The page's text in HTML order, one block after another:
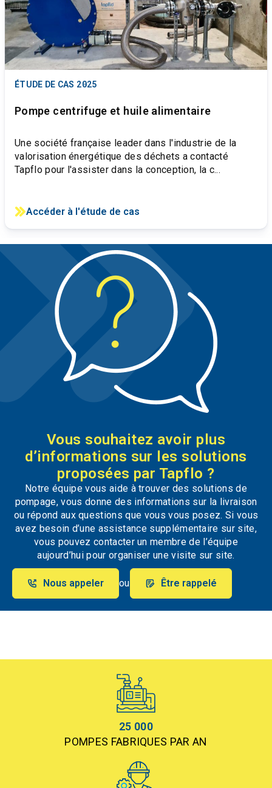
ÉTUDE DE CAS 2025
Pompe centrifuge et huile alimentaire
Une société française leader dans l'industrie de la
valorisation énergétique des déchets a contacté
Tapflo pour l'assister dans la conception, la c...
Accéder à l'étude de cas
Vous souhaitez avoir plus
d’informations sur les solutions
proposées par Tapflo ?
Notre équipe vous aide à trouver des solutions de
pompage, vous donne des informations sur la livraison
ou répond aux questions que vous vous posez. Si vous
avez besoin d’une assistance supplémentaire sur site,
vous pouvez contacter un membre de l’équipe
aujourd’hui pour organiser une visite sur site.
Nous appeler ou Être rappelé
25 000
POMPES FABRIQUES PAR AN